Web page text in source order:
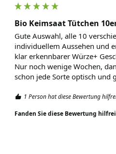
Bio Keimsaat Tütchen
Gute Auswahl, alle 10
individuellem Aussehen und
klar erkennbarer Würze+
Nur noch wenige Wochen,
schon jede Sorte optisch und
1 Person hat diese Bewertung
Fanden Sie diese Bewertung